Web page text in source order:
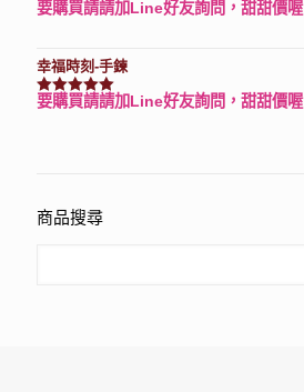
評分7740滿分 5
要購買請請加Line好友詢問，甜甜價喔
幸福時刻-手鍊
評分3150滿分 5
要購買請請加Line好友詢問，甜甜價喔
商品搜尋